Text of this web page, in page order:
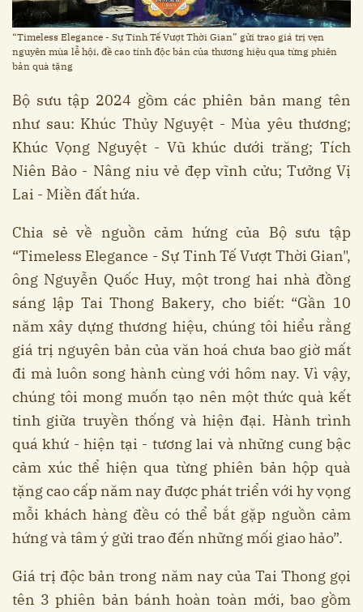
“Timeless Elegance - Sự Tinh Tế Vượt Thời Gian” gửi trao giá trị vẹn
nguyên mùa lễ hội, đề cao tính độc bản của thương hiệu qua từng phiên
bản quà tặng
Bộ sưu tập 2024 gồm các phiên bản mang tên
như sau: Khúc Thủy Nguyệt - Mùa yêu thương;
Khúc Vọng Nguyệt - Vũ khúc dưới trăng; Tích
Niên Bảo - Nâng niu vẻ đẹp vĩnh cửu; Tưởng Vị
Lai - Miền đất hứa.
Chia sẻ về nguồn cảm hứng của Bộ sưu tập
“Timeless Elegance - Sự Tinh Tế Vượt Thời Gian",
ông Nguyễn Quốc Huy, một trong hai nhà đồng
sáng lập Tai Thong Bakery, cho biết: “Gần 10
năm xây dựng thương hiệu, chúng tôi hiểu rằng
giá trị nguyên bản của văn hoá chưa bao giờ mất
đi mà luôn song hành cùng với hôm nay. Vì vậy,
chúng tôi mong muốn tạo nên một thức quà kết
tinh giữa truyền thống và hiện đại. Hành trình
quá khứ - hiện tại - tương lai và những cung bậc
cảm xúc thể hiện qua từng phiên bản hộp quà
tặng cao cấp năm nay được phát triển với hy vọng
mỗi khách hàng đều có thể bắt gặp nguồn cảm
hứng và tâm ý gửi trao đến những mối giao hảo”.
Giá trị độc bản trong năm nay của Tai Thong gọi
tên 3 phiên bản bánh hoàn toàn mới, bao gồm